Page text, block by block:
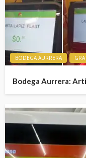
BODEGA AURRERA
Bodega Aurrera: